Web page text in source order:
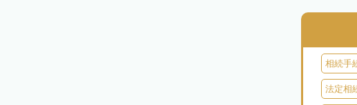
相続手
法定相